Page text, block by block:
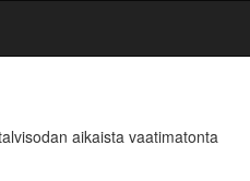
aikaista vaatimatonta